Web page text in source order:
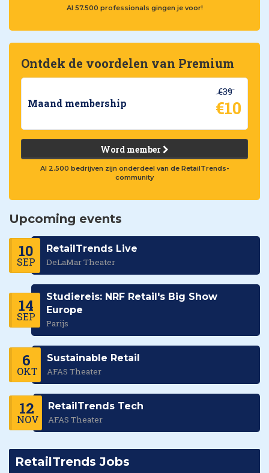
Al 57.500 professionals gingen je voor!
Ontdek de voordelen van Premium
Maand membership
€39
€10
Word member
Al 2.500 bedrijven zijn onderdeel van de RetailTrends-
community
Upcoming events
10
SEP
RetailTrends Live
DeLaMar Theater
14
SEP
Studiereis: NRF Retail's Big Show
Europe
Parijs
6
OKT
Sustainable Retail
AFAS Theater
12
NOV
RetailTrends Tech
AFAS Theater
RetailTrends Jobs